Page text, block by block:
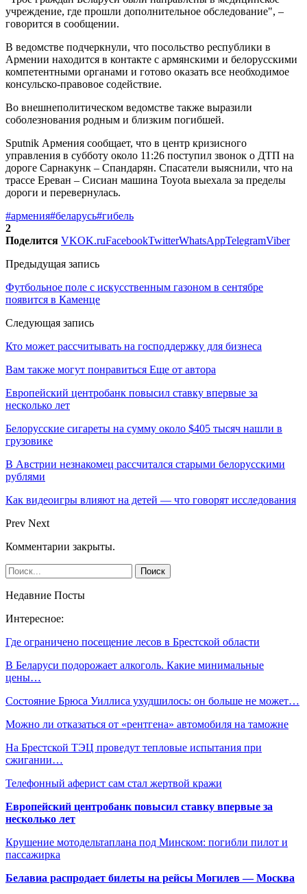
учреждение, где прошли дополнительное обследование", –
говорится в сообщении.
В ведомстве подчеркнули, что посольство республики в
Армении находится в контакте с армянскими и белорусскими
компетентными органами и готово оказать все необходимое
консульско-правовое содействие.
Во внешнеполитическом ведомстве также выразили
соболезнования родным и близким погибшей.
Sputnik Армения сообщает, что в центр кризисного
управления в субботу около 11:26 поступил звонок о ДТП на
дороге Сарнакунк – Спандарян. Спасатели выяснили, что на
трассе Ереван – Сисиан машина Toyota выехала за пределы
дороги и перевернулась.
#армения#беларусь#гибель
2
Поделится VKOK.ruFacebookTwitterWhatsAppTelegramViber
Предыдущая запись
Футбольное поле с искусственным газоном в сентябре
появится в Каменце
Следующая запись
Кто может рассчитывать на господдержку для бизнеса
Вам также могут понравиться Еще от автора
Европейский центробанк повысил ставку впервые за
несколько лет
Белорусские сигареты на сумму около $405 тысяч нашли в
грузовике
В Австрии незнакомец рассчитался старыми белорусскими
рублями
Как видеоигры влияют на детей — что говорят исследования
Prev Next
Комментарии закрыты.
Недавние Посты
Интересное:
Где ограничено посещение лесов в Брестской области
В Беларуси подорожает алкоголь. Какие минимальные
цены…
Состояние Брюса Уиллиса ухудшилось: он больше не может…
Можно ли отказаться от «рентгена» автомобиля на таможне
На Брестской ТЭЦ проведут тепловые испытания при
сжигании…
Телефонный аферист сам стал жертвой кражи
Европейский центробанк повысил ставку впервые за
несколько лет
Крушение мотодельтаплана под Минском: погибли пилот и
пассажирка
Белавиа распродает билеты на рейсы Могилев — Москва